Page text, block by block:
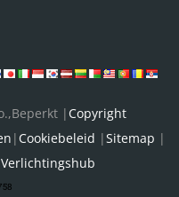
| Copyright
| Cookiebeleid |Sitemap |
Verlichtingshub